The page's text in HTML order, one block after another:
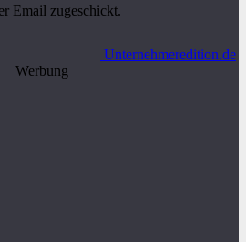
Email zugeschickt.
Unternehmeredition.de
Werbung